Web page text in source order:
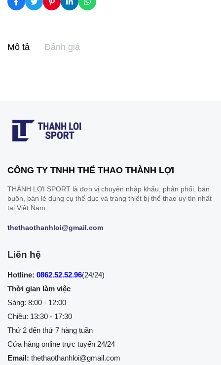
Mô tả Đánh giá
CÔNG TY TNHH THỂ THAO THÀNH LỢI
THÀNH LỢI SPORT là đơn vị chuyên nhập khẩu, phân phối, bán
buôn, bán lẻ dụng cụ thể dục và trang thiết bị thể thao uy tín nhất
tại Việt Nam.
thethaothanhloi@gmail.com
Liên hệ
Hotline: 0862.52.52.96(24/24)
Thời gian làm việc
Sáng: 8:00 - 12:00
Chiều: 13:30 - 17:30
Thứ 2 đến thứ 7 hàng tuần
Cửa hàng online trực tuyến 24/24
Email: thethaothanhloi@gmail.com